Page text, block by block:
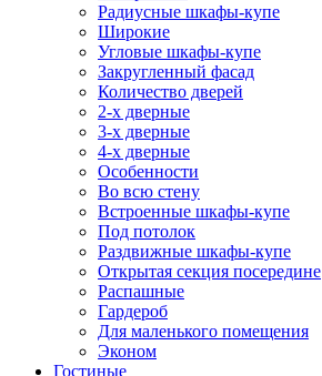
Радиусные шкафы-купе
Широкие
Угловые шкафы-купе
Закругленный фасад
Количество дверей
2-х дверные
3-х дверные
4-х дверные
Особенности
Во всю стену
Встроенные шкафы-купе
Под потолок
Раздвижные шкафы-купе
Открытая секция посередине
Распашные
Гардероб
Для маленького помещения
Эконом
Гостиные